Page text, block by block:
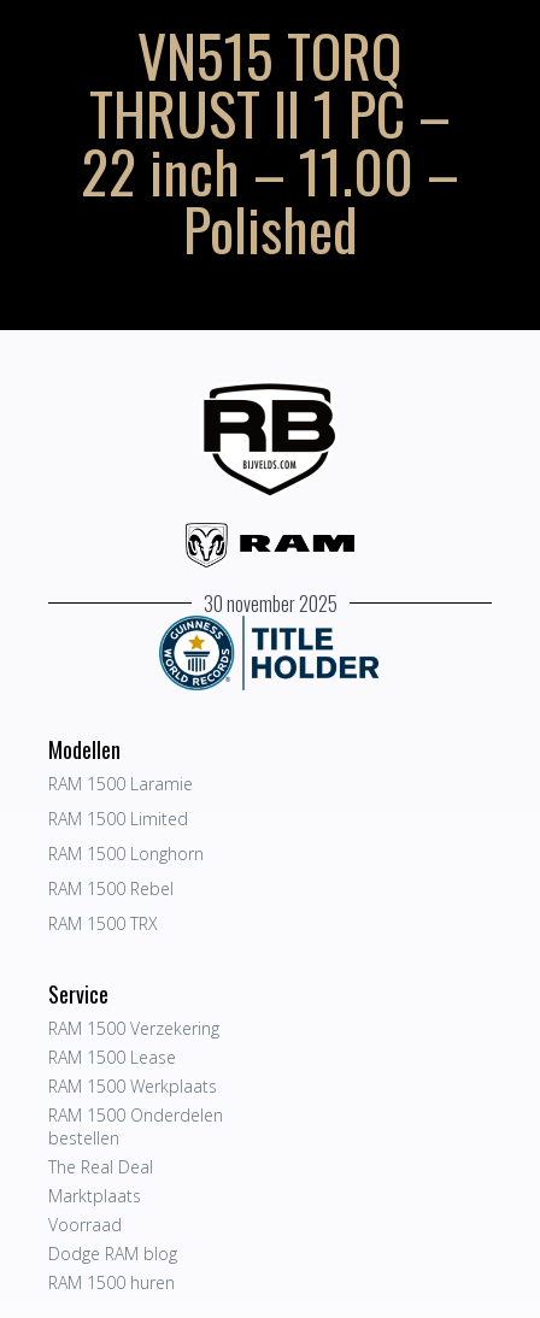
VN515 TORQ
THRUST II 1 PC –
22 inch – 11.00 –
Polished
30 november 2025
Modellen
RAM 1500 Laramie
RAM 1500 Limited
RAM 1500 Longhorn
RAM 1500 Rebel
RAM 1500 TRX
Service
RAM 1500 Verzekering
RAM 1500 Lease
RAM 1500 Werkplaats
RAM 1500 Onderdelen
bestellen
The Real Deal
Marktplaats
Voorraad
Dodge RAM blog
RAM 1500 huren